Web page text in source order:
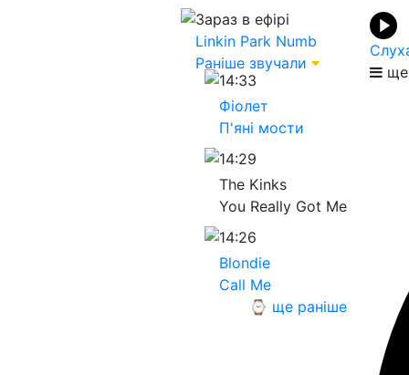
Зараз в ефірі
Linkin Park Numb
Раніше звучали
14:33
Фіолет
П'яні мости
14:29
The Kinks
You Really Got Me
14:26
Blondie
Call Me
⌚ ще раніше
ще